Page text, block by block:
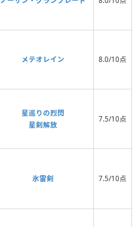
メテオレイン 8.0/10点
星巡りの烈閃
星剣解放
7.5/10点
氷雷剣 7.5/10点